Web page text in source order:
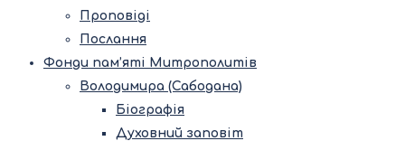
Проповіді
Послання
Фонди пам’яті Митрополитів
Володимира (Сабодана)
Біографія
Духовний заповіт